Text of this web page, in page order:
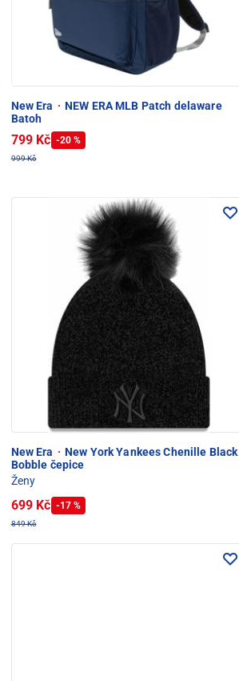
New Era · NEW ERA MLB Patch delaware
Batoh
799 Kč -20 %
999 Kč
New Era · New York Yankees Chenille Black
Bobble čepice
Ženy
699 Kč -17 %
849 Kč